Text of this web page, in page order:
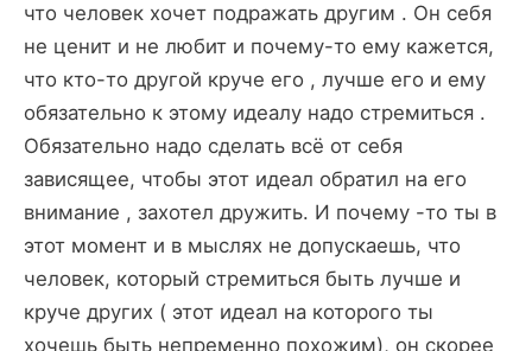
что человек хочет подражать другим . Он себя
не ценит и не любит и почему-то ему кажется,
что кто-то другой круче его , лучше его и ему
обязательно к этому идеалу надо стремиться .
Обязательно надо сделать всё от себя
зависящее, чтобы этот идеал обратил на его
внимание , захотел дружить. И почему -то ты в
этот момент и в мыслях не допускаешь, что
человек, который стремиться быть лучше и
круче других ( этот идеал на которого ты
хочешь быть непременно похожим), он скорее